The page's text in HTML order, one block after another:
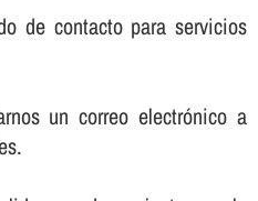
de contacto para servicios
un correo electrónico a